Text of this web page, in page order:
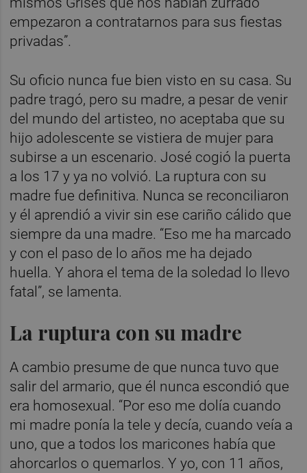
empezaron a contratarnos para sus fiestas
privadas”.
Su oficio nunca fue bien visto en su casa. Su
padre tragó, pero su madre, a pesar de venir
del mundo del artisteo, no aceptaba que su
hijo adolescente se vistiera de mujer para
subirse a un escenario. José cogió la puerta
a los 17 y ya no volvió. La ruptura con su
madre fue definitiva. Nunca se reconciliaron
y él aprendió a vivir sin ese cariño cálido que
siempre da una madre. “Eso me ha marcado
y con el paso de lo años me ha dejado
huella. Y ahora el tema de la soledad lo llevo
fatal”, se lamenta.
La ruptura con su madre
A cambio presume de que nunca tuvo que
salir del armario, que él nunca escondió que
era homosexual. “Por eso me dolía cuando
mi madre ponía la tele y decía, cuando veía a
uno, que a todos los maricones había que
ahorcarlos o quemarlos. Y yo, con 11 años,